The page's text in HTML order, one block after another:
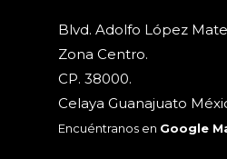
Blvd. Adolfo López
Zona Centro.
CP. 38000.
Celaya Guanajuato
Encuéntranos en Google